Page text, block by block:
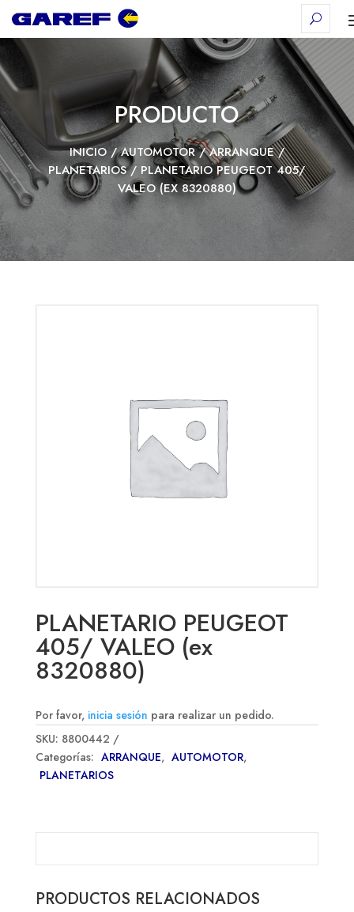
PRODUCTO
INICIO/AUTOMOTOR/ARRANQUE/
PLANETARIOS/ PLANETARIO PEUGEOT 405/
VALEO (EX 8320880)
PLANETARIO PEUGEOT
405/ VALEO (ex
8320880)
Por favor, inicia sesión para realizar un pedido.
SKU: 8800442
Categorías: ARRANQUE, AUTOMOTOR,
PLANETARIOS
PRODUCTOS RELACIONADOS